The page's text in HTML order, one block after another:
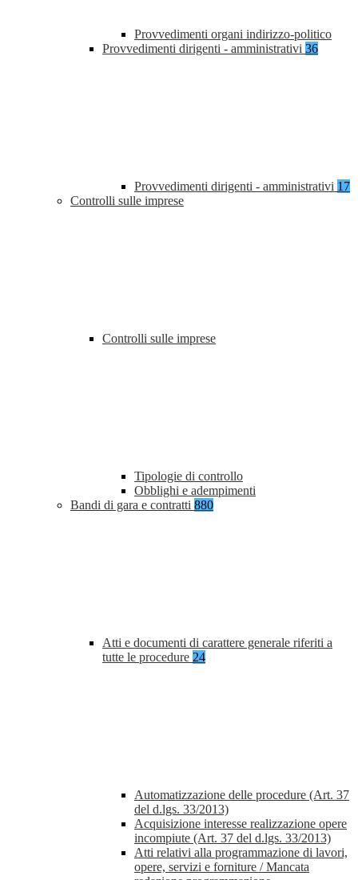
Provvedimenti organi indirizzo-politico
Provvedimenti dirigenti - amministrativi 36
Provvedimenti dirigenti - amministrativi 17
Controlli sulle imprese
Controlli sulle imprese
Tipologie di controllo
Obblighi e adempimenti
Bandi di gara e contratti 880
Atti e documenti di carattere generale riferiti a
tutte le procedure 24
Automatizzazione delle procedure (Art. 37
del d.lgs. 33/2013)
Acquisizione interesse realizzazione opere
incompiute (Art. 37 del d.lgs. 33/2013)
Atti relativi alla programmazione di lavori,
opere, servizi e forniture / Mancata